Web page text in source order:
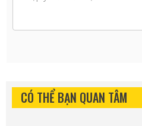
CÓ THỂ BẠN QUAN TÂM